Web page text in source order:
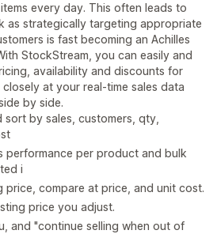
every day. This often leads to
as strategically targeting appropriate
is fast becoming an Achilles
StockStream, you can easily and
availability and discounts for
at your real-time sales data
by side.
sort by sales, customers, qty,
performance per product and bulk
i
price, compare at price, and unit cost.
price you adjust.
and "continue selling when out of